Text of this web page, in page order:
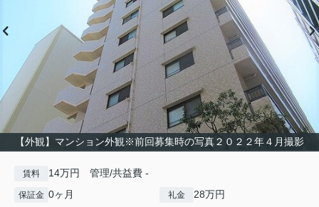
【外観】マンション外観※前回募集時の写真２０２２年４月撮影
賃料 14万円 管理/共益費 -
保証金 0ヶ月 礼金 28万円